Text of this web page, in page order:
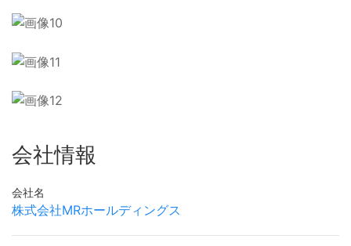
会社情報
会社名
株式会社MRホールディングス